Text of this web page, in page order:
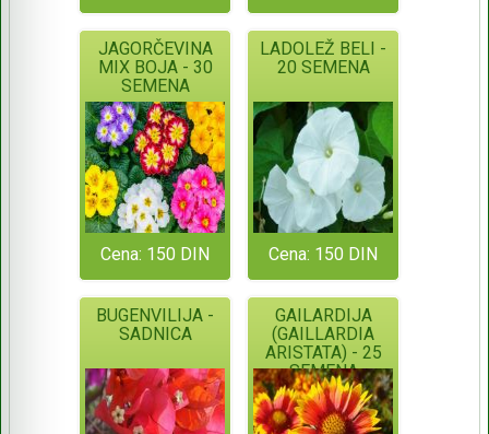
JAGORČEVINA
MIX BOJA - 30
SEMENA
Cena: 150 DIN
LADOLEŽ BELI -
20 SEMENA
Cena: 150 DIN
BUGENVILIJA -
SADNICA
GAILARDIJA
(GAILLARDIA
ARISTATA) - 25
SEMENA